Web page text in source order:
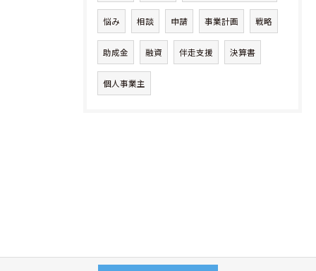
悩み 相談 申請 事業計画 戦略
助成金 融資 伴走支援 決算書
個人事業主